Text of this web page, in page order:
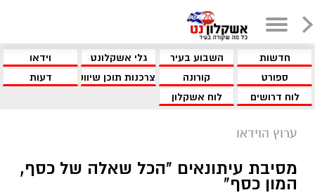
חדשות השבוע בעיר גלי אשקלונט
וידאו
ספורט
קורונה צרכנות תוכן שיווקי
דעות
לוח דרושים
לוח אשקלון
ערוץ הוידאו
מסיבת עיתונאים "הכל שאלה של כסף,
המון כסף"